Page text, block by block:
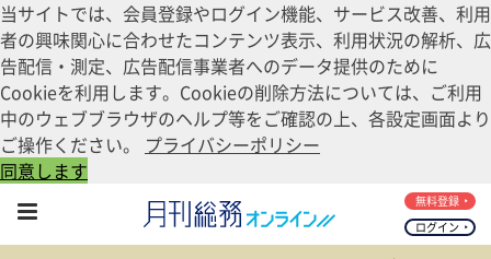
当サイトでは、会員登録やログイン機能、サービス改善、利用
者の興味関心に合わせたコンテンツ表示、利用状況の解析、広
告配信・測定、広告配信事業者へのデータ提供のために
Cookieを利用します。Cookieの削除方法については、ご利用
中のウェブブラウザのヘルプ等をご確認の上、各設定画面より
ご操作ください。 プライバシーポリシー
同意します
ログイン
無料登録